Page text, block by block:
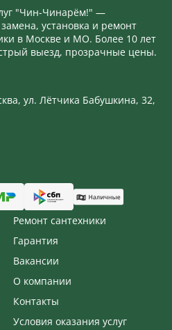
"Чин-Чинарём!" —
установка и ремонт
в Москве и МО. Более 10 лет
выезд, прозрачные цены.
Ремонт сантехники
Гарантия
Вакансии
О компании
Контакты
Условия оказания услуг
ул. Лётчика Бабушкина, 32,